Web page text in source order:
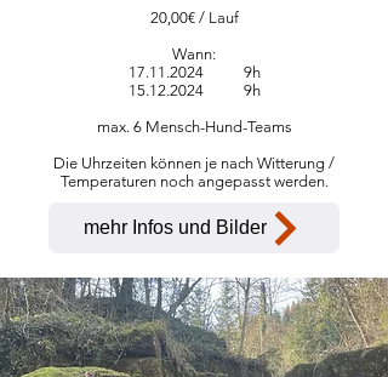
20,00€ / Lauf
Wann:
17.11.20249h
15.12.20249h
max. 6 Mensch-Hund-Teams
Die Uhrzeiten können je nach Witterung /
Temperaturen noch angepasst werden.
mehr Infos und Bilder